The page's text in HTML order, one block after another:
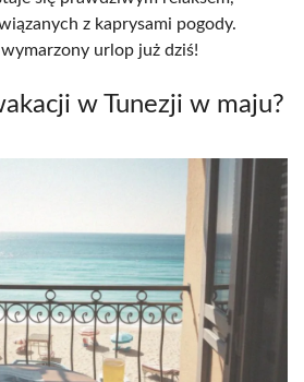
z kaprysami pogody.
urlop już dziś!
w Tunezji w maju?